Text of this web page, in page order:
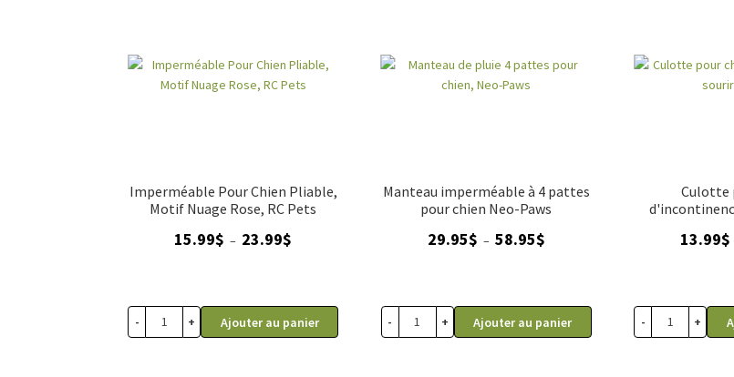
Imperméable Pour Chien Pliable,
Motif Nuage Rose, RC Pets
15.99$ – 23.99$
23.99$
- + Ajouter au panier
Manteau imperméable à 4 pattes
pour chien Neo-Paws
29.95$ – 58.95$Plage
58.95$
- + Ajouter au panier
Culotte
13.99$
- +